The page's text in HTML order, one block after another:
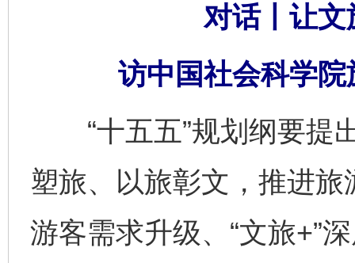
对话丨让文
访中国社会科学
“十五五”规划纲要提
塑旅、以旅彰文，推进旅
游客需求升级、“文旅+”